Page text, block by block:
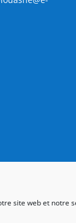
site web et notre